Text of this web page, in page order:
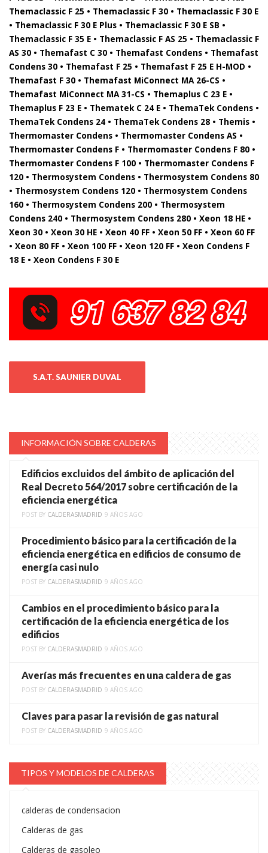
Themaclassic F 25 • Themaclassic F 30 • Themaclassic F 30 E
• Themaclassic F 30 E Plus • Themaclassic F 30 E SB •
Themaclassic F 35 E • Themaclassic F AS 25 • Themaclassic F
AS 30 • Themafast C 30 • Themafast Condens • Themafast
Condens 30 • Themafast F 25 • Themafast F 25 E H-MOD •
Themafast F 30 • Themafast MiConnect MA 26-CS •
Themafast MiConnect MA 31-CS • Themaplus C 23 E •
Themaplus F 23 E • Thematek C 24 E • ThemaTek Condens •
ThemaTek Condens 24 • ThemaTek Condens 28 • Themis •
Thermomaster Condens • Thermomaster Condens AS •
Thermomaster Condens F • Thermomaster Condens F 80 •
Thermomaster Condens F 100 • Thermomaster Condens F
120 • Thermosystem Condens • Thermosystem Condens 80
• Thermosystem Condens 120 • Thermosystem Condens
160 • Thermosystem Condens 200 • Thermosystem
Condens 240 • Thermosystem Condens 280 • Xeon 18 HE •
Xeon 30 • Xeon 30 HE • Xeon 40 FF • Xeon 50 FF • Xeon 60 FF
• Xeon 80 FF • Xeon 100 FF • Xeon 120 FF • Xeon Condens F
18 E • Xeon Condens F 30 E
S.A.T. SAUNIER DUVAL
INFORMACIÓN SOBRE CALDERAS
Edificios excluidos del ámbito de aplicación del
Real Decreto 564/2017 sobre certificación de la
eficiencia energética
POST BY CALDERASMADRID 9 AÑOS AGO
Procedimiento básico para la certificación de la
eficiencia energética en edificios de consumo de
energía casi nulo
POST BY CALDERASMADRID 9 AÑOS AGO
Cambios en el procedimiento básico para la
certificación de la eficiencia energética de los
edificios
POST BY CALDERASMADRID 9 AÑOS AGO
Averías más frecuentes en una caldera de gas
POST BY CALDERASMADRID 9 AÑOS AGO
Claves para pasar la revisión de gas natural
POST BY CALDERASMADRID 9 AÑOS AGO
TIPOS Y MODELOS DE CALDERAS
calderas de condensacion
Calderas de gas
Calderas de gasoleo